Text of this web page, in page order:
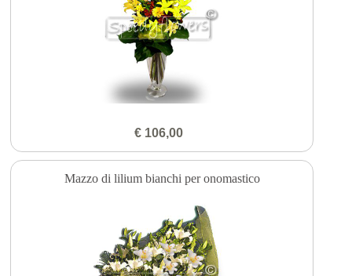
€ 106,00
Mazzo di lilium bianchi per onomastico